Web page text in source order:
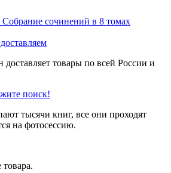
сочинений в 8 томах
товары по всей России и
поиск!
тысячи книг, все они проходят
на фотосессию.
товара.